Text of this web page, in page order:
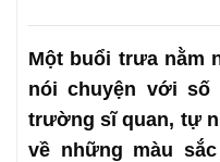
Một buổi trưa nằm
nói chuyện với số
trường sĩ quan, tự
về những màu